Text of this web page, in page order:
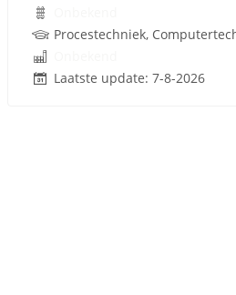
Procestechniek,
Laatste update: 7-8-2026